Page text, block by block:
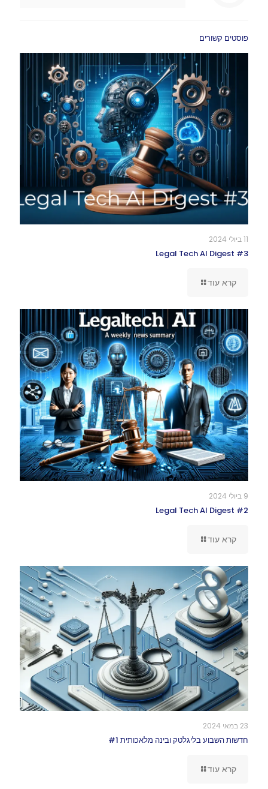
פוסטים קשורים
11 ביולי 2024
Legal Tech AI Digest #3
קרא עוד
9 ביולי 2024
Legal Tech AI Digest #2
קרא עוד
23 במאי 2024
חדשות השבוע בליגלטק ובינה מלאכותית #1
קרא עוד